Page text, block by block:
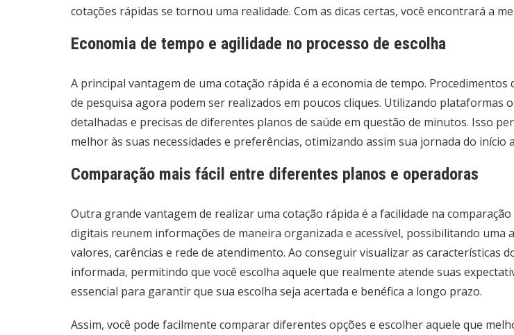
cotações rápidas se tornou uma realidade. Com as dicas certas, você encontrará a
Economia de tempo e agilidade no processo de escolha
A principal vantagem de uma cotação rápida é a economia de tempo.
de pesquisa agora podem ser realizados em poucos cliques. Utilizando plataformas
detalhadas e precisas de diferentes planos de saúde em questão de minutos. Isso
melhor às suas necessidades e preferências, otimizando assim sua jornada do início
Comparação mais fácil entre diferentes planos e operadoras
Outra grande vantagem de realizar uma cotação rápida é a facilidade na
digitais reunem informações de maneira organizada e acessível, possibilitando
valores, carências e rede de atendimento. Ao conseguir visualizar as características
informada, permitindo que você escolha aquele que realmente atende suas
essencial para garantir que sua escolha seja acertada e benéfica a longo prazo.
Assim, você pode facilmente comparar diferentes opções e escolher aquele que